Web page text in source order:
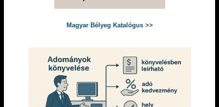
Magyar Bélyeg Katalógus >>